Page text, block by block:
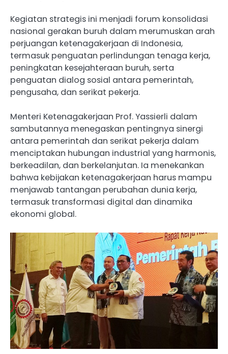
Kegiatan strategis ini menjadi forum konsolidasi
nasional gerakan buruh dalam merumuskan arah
perjuangan ketenagakerjaan di Indonesia,
termasuk penguatan perlindungan tenaga kerja,
peningkatan kesejahteraan buruh, serta
penguatan dialog sosial antara pemerintah,
pengusaha, dan serikat pekerja.
Menteri Ketenagakerjaan Prof. Yassierli dalam
sambutannya menegaskan pentingnya sinergi
antara pemerintah dan serikat pekerja dalam
menciptakan hubungan industrial yang harmonis,
berkeadilan, dan berkelanjutan. Ia menekankan
bahwa kebijakan ketenagakerjaan harus mampu
menjawab tantangan perubahan dunia kerja,
termasuk transformasi digital dan dinamika
ekonomi global.